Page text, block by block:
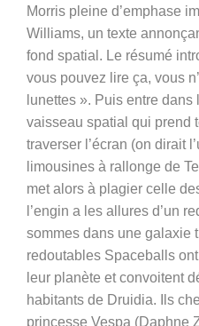
Morris pleine d’emphase
Williams, un texte
fond spatial. Le résumé
vous pouvez lire ça, vous
lunettes ». Puis entre
vaisseau spatial qui prend
traverser l’écran (on dirait
limousines à rallonge de
met alors à plagier celle
l’engin a les allures d’un
sommes dans une galaxie
redoutables Spaceballs
leur planète et convoitent
habitants de Druidia. Ils
princesse Vespa (Daphne